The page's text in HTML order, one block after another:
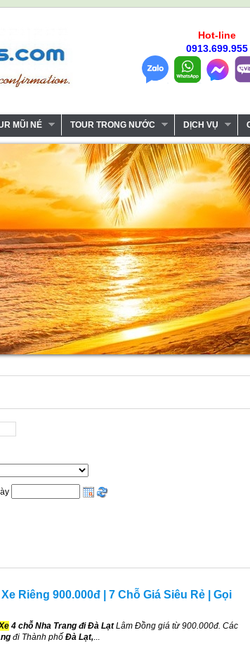
Hot-line
0913.699.955
MŨI NÉ TOUR TRONG NƯỚC DỊCH VỤ
Riêng 900.000đ | 7 Chỗ Giá Siêu Rẻ | Gọi
4 chỗ Nha Trang đi Đà LạtLâm Đồng giá từ 900.000đ. Các
đi Thành phố Đà Lạt,